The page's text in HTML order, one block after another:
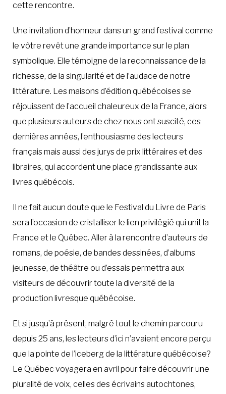
cette rencontre.
Une invitation d’honneur dans un grand festival comme
le vôtre revêt une grande importance sur le plan
symbolique. Elle témoigne de la reconnaissance de la
richesse, de la singularité et de l’audace de notre
littérature. Les maisons d’édition québécoises se
réjouissent de l’accueil chaleureux de la France, alors
que plusieurs auteurs de chez nous ont suscité, ces
dernières années, l’enthousiasme des lecteurs
français mais aussi des jurys de prix littéraires et des
libraires, qui accordent une place grandissante aux
livres québécois.
Il ne fait aucun doute que le Festival du Livre de Paris
sera l’occasion de cristalliser le lien privilégié qui unit la
France et le Québec. Aller à la rencontre d’auteurs de
romans, de poésie, de bandes dessinées, d’albums
jeunesse, de théâtre ou d’essais permettra aux
visiteurs de découvrir toute la diversité de la
production livresque québécoise.
Et si jusqu’à présent, malgré tout le chemin parcouru
depuis 25 ans, les lecteurs d’ici n’avaient encore perçu
que la pointe de l’iceberg de la littérature québécoise?
Le Québec voyagera en avril pour faire découvrir une
pluralité de voix, celles des écrivains autochtones,